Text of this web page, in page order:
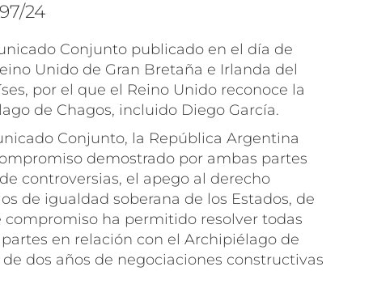
24
Conjunto publicado en el día de
Unido de Gran Bretaña e Irlanda del
por el que el Reino Unido reconoce la
de Chagos, incluido Diego García.
Conjunto, la República Argentina
demostrado por ambas partes
controversias, el apego al derecho
de igualdad soberana de los Estados, de
ha permitido resolver todas
en relación con el Archipiélago de
dos años de negociaciones constructivas